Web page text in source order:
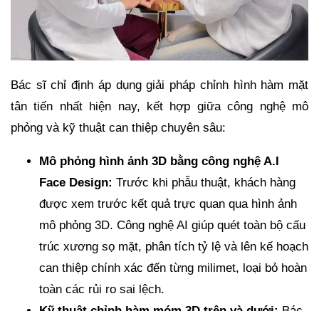
Bác sĩ chỉ định áp dụng giải pháp chỉnh hình hàm mặt
tân tiến nhất hiện nay, kết hợp giữa công nghệ mô
phỏng và kỹ thuật can thiệp chuyên sâu:
Mô phỏng hình ảnh 3D bằng công nghệ A.I
Face Design: Trước khi phẫu thuật, khách hàng
được xem trước kết quả trực quan qua hình ảnh
mô phỏng 3D. Công nghệ AI giúp quét toàn bộ cấu
trúc xương sọ mặt, phân tích tỷ lệ và lên kế hoạch
can thiệp chính xác đến từng milimet, loại bỏ hoàn
toàn các rủi ro sai lệch.